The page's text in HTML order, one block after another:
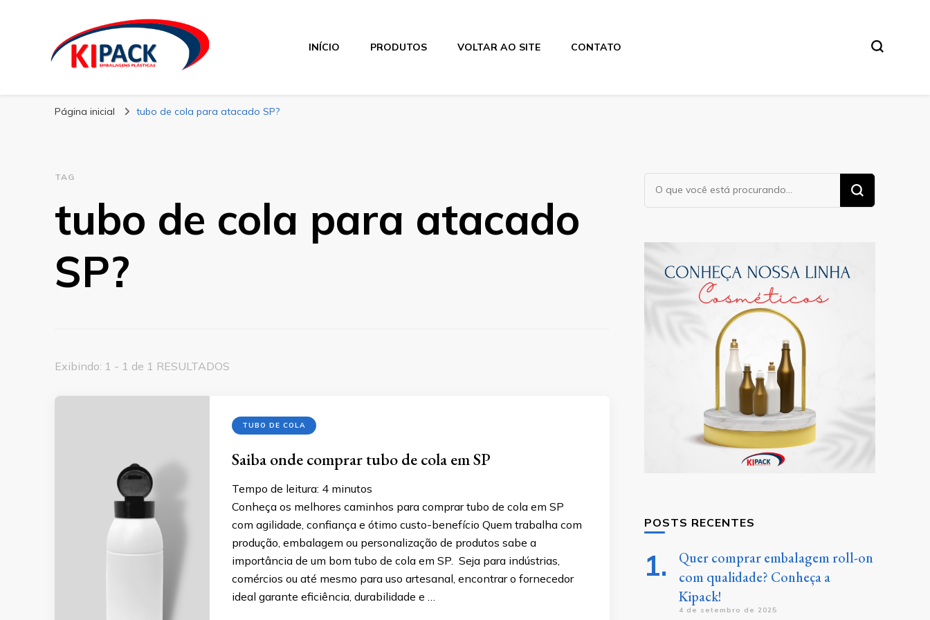
Kipack
INÍCIO PRODUTOS VOLTAR AO SITE CONTATO
Página inicial tubo de cola para atacado SP?
TAG
tubo de cola para atacado
SP?
Exibindo: 1 - 1 de 1 RESULTADOS
TUBO DE COLA
Saiba onde comprar tubo de cola em SP
Tempo de leitura: 4 minutos
Conheça os melhores caminhos para comprar tubo de cola em SP
com agilidade, confiança e ótimo custo-benefício Quem trabalha com
produção, embalagem ou personalização de produtos sabe a
importância de um bom tubo de cola em SP. Seja para indústrias,
comércios ou até mesmo para uso artesanal, encontrar o fornecedor
ideal garante eficiência, durabilidade e …
Procurando
algo?
POSTS RECENTES
Quer comprar embalagem roll-on
com qualidade? Conheça a
Kipack!
4 de setembro de 2025